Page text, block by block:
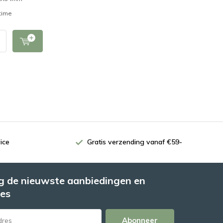
Gratis verzending vanaf €59-
de nieuwste aanbiedingen en
Abonneer